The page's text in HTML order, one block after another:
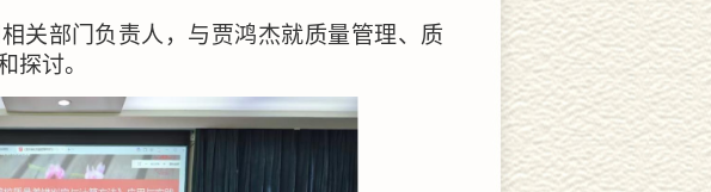
关部门负责人，与贾鸿杰就质量管理、质
探讨。